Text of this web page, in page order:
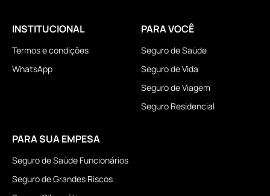
INSTITUCIONAL
Termos e condições
WhatsApp
PARA VOCÊ
Seguro de Saúde
Seguro de Vida
Seguro de Viagem
Seguro Residencial
PARA SUA EMPESA
Seguro de Saúde Funcionários
Seguro de Grandes Riscos